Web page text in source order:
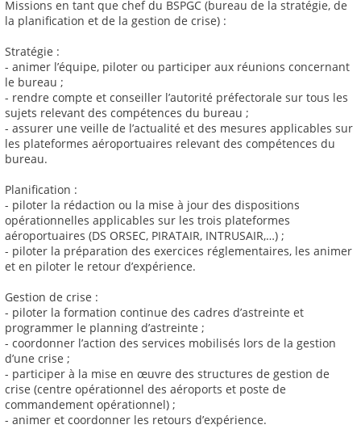
Missions en tant que chef du BSPGC (bureau de la stratégie, de
la planification et de la gestion de crise) :
Stratégie :
- animer l’équipe, piloter ou participer aux réunions concernant
le bureau ;
- rendre compte et conseiller l’autorité préfectorale sur tous les
sujets relevant des compétences du bureau ;
- assurer une veille de l’actualité et des mesures applicables sur
les plateformes aéroportuaires relevant des compétences du
bureau.
Planification :
- piloter la rédaction ou la mise à jour des dispositions
opérationnelles applicables sur les trois plateformes
aéroportuaires (DS ORSEC, PIRATAIR, INTRUSAIR,…) ;
- piloter la préparation des exercices réglementaires, les animer
et en piloter le retour d’expérience.
Gestion de crise :
- piloter la formation continue des cadres d’astreinte et
programmer le planning d’astreinte ;
- coordonner l’action des services mobilisés lors de la gestion
d’une crise ;
- participer à la mise en œuvre des structures de gestion de
crise (centre opérationnel des aéroports et poste de
commandement opérationnel) ;
- animer et coordonner les retours d’expérience.